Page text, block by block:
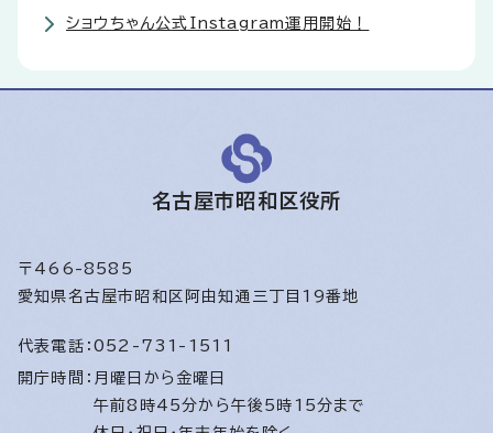
ショウちゃん公式Instagram運用開始！
名古屋市昭和区役所
〒466-8585
愛知県名古屋市昭和区阿由知通三丁目19番地
代表電話： 052-731-1511
開庁時間： 月曜日から金曜日
午前8時45分から午後5時15分まで